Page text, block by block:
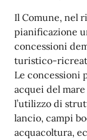
Il Comune, nel
pianificazione
concessioni
turistico-
Le concessioni
acquei del
l’utilizzo di
lancio, campi
acquacoltura,